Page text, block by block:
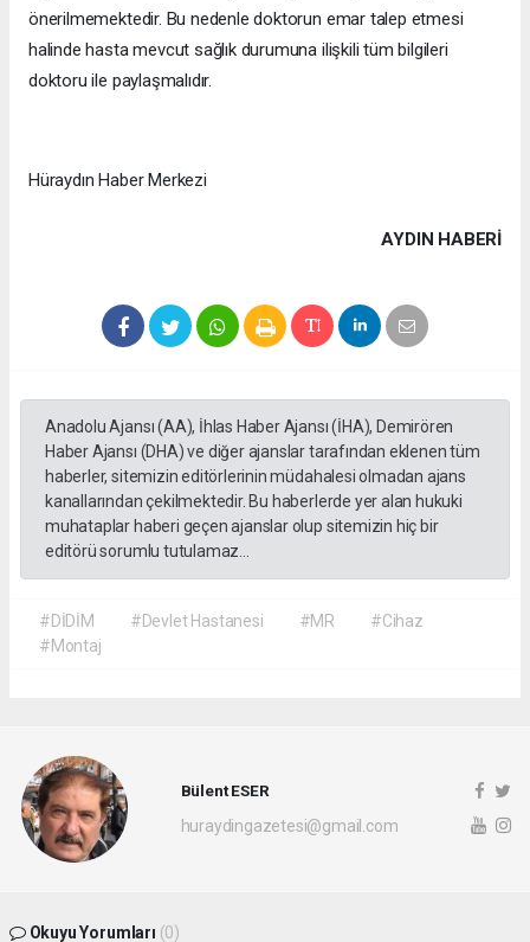
önerilmemektedir. Bu nedenle doktorun emar talep etmesi
halinde hasta mevcut sağlık durumuna ilişkili tüm bilgileri
doktoru ile paylaşmalıdır.
Hüraydın Haber Merkezi
AYDIN HABERİ
Anadolu Ajansı (AA), İhlas Haber Ajansı (İHA), Demirören
Haber Ajansı (DHA) ve diğer ajanslar tarafından eklenen tüm
haberler, sitemizin editörlerinin müdahalesi olmadan ajans
kanallarından çekilmektedir. Bu haberlerde yer alan hukuki
muhataplar haberi geçen ajanslar olup sitemizin hiç bir
editörü sorumlu tutulamaz...
#DİDİM #Devlet Hastanesi #MR
#Cihaz
#Montaj
Bülent ESER
huraydingazetesi@gmail.com
Okuyu Yorumları (0)